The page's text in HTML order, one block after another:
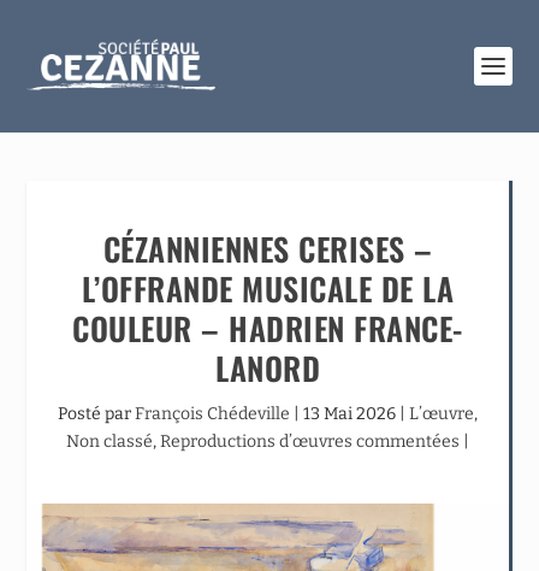
CÉZANNIENNES CERISES –
L’OFFRANDE MUSICALE DE LA
COULEUR – HADRIEN FRANCE-
LANORD
Posté parFrançois Chédeville 13 Mai 2026 L’œuvre,
Non classé,Reproductions d’œuvres commentées